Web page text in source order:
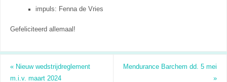
impuls: Fenna de Vries
Gefeliciteerd allemaal!
«Nieuw wedstrijdreglement
m.i.v. maart 2024
Mendurance Barchem dd. 5 mei
»